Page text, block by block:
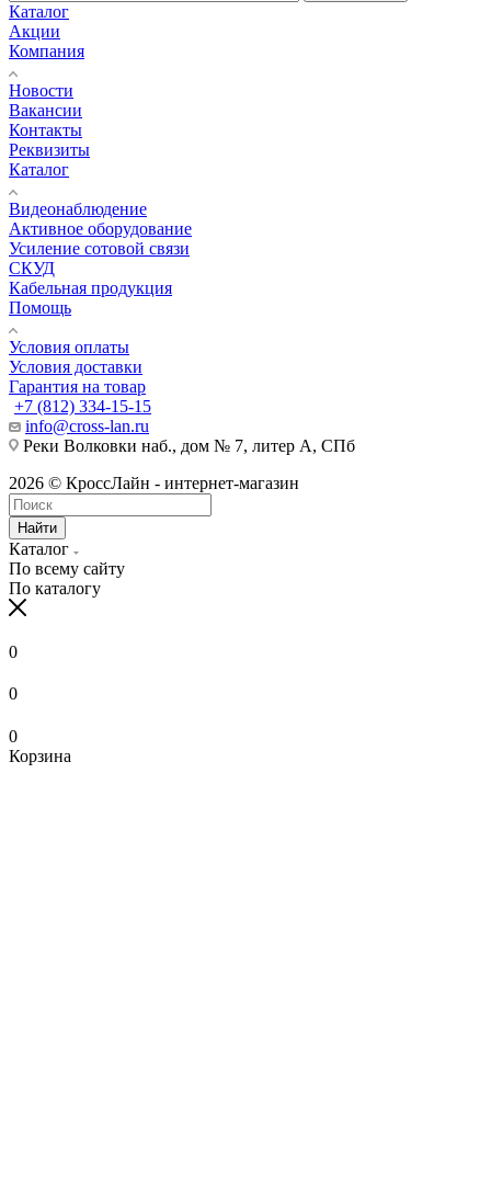
Каталог
Акции
Компания
Новости
Вакансии
Контакты
Реквизиты
Каталог
Видеонаблюдение
Активное оборудование
Усиление сотовой связи
СКУД
Кабельная продукция
Помощь
Условия оплаты
Условия доставки
Гарантия на товар
+7 (812) 334-15-15
info@cross-lan.ru
Реки Волковки наб., дом № 7, литер А, СПб
2026 © КроссЛайн - интернет-магазин
Найти
Каталог
По всему сайту
По каталогу
0
0
0
Корзина